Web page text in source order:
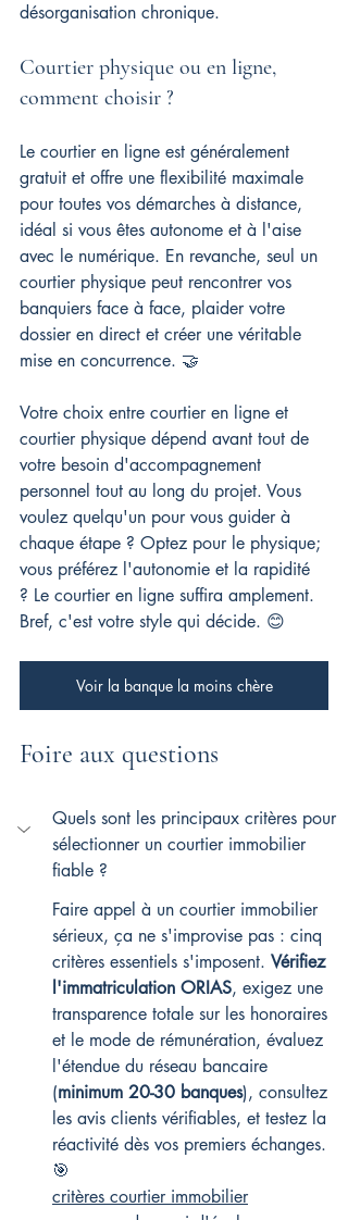
désorganisation chronique.
Courtier physique ou en ligne,
comment choisir ?
Le courtier en ligne est généralement
gratuit et offre une flexibilité maximale
pour toutes vos démarches à distance,
idéal si vous êtes autonome et à l'aise
avec le numérique. En revanche, seul un
courtier physique peut rencontrer vos
banquiers face à face, plaider votre
dossier en direct et créer une véritable
mise en concurrence. 🤝
Votre choix entre courtier en ligne et
courtier physique dépend avant tout de
votre besoin d'accompagnement
personnel tout au long du projet. Vous
voulez quelqu'un pour vous guider à
chaque étape ? Optez pour le physique;
vous préférez l'autonomie et la rapidité
? Le courtier en ligne suffira amplement.
Bref, c'est votre style qui décide. 😊
Voir la banque la moins chère
Foire aux questions
Quels sont les principaux critères pour
sélectionner un courtier immobilier
fiable ?
Faire appel à un courtier immobilier
sérieux, ça ne s'improvise pas : cinq
critères essentiels s'imposent. Vérifiez
l'immatriculation ORIAS, exigez une
transparence totale sur les honoraires
et le mode de rémunération, évaluez
l'étendue du réseau bancaire
(minimum 20-30 banques), consultez
les avis clients vérifiables, et testez la
réactivité dès vos premiers échanges.
🎯
critères courtier immobilier